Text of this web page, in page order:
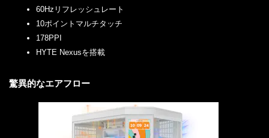
60Hzリフレッシュレート
10ポイントマルチタッチ
178PPI
HYTE Nexusを搭載
驚異的なエアフロー